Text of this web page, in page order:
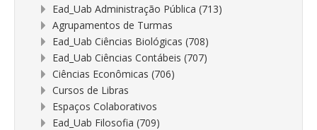
Ead_Uab Administração Pública (713)
Agrupamentos de Turmas
Ead_Uab Ciências Biológicas (708)
Ead_Uab Ciências Contábeis (707)
Ciências Econômicas (706)
Cursos de Libras
Espaços Colaborativos
Ead_Uab Filosofia (709)